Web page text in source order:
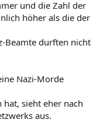
und die Zahl der
höher als die der
Beamte durften nicht
Nazi-Morde
sieht eher nach
aus.